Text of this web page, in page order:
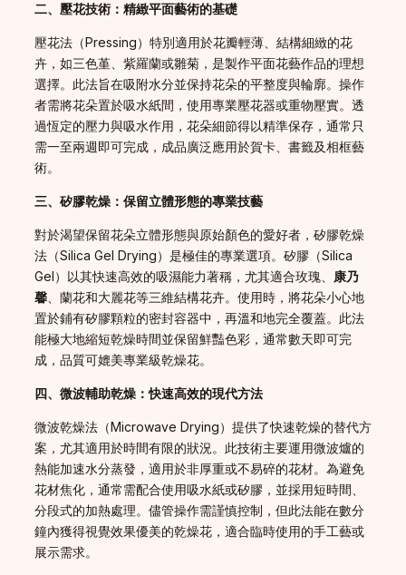
二、壓花技術：精緻平面藝術的基礎
壓花法（Pressing）特別適用於花瓣輕薄、結構細緻的花
卉，如三色堇、紫羅蘭或雛菊，是製作平面花藝作品的理想
選擇。此法旨在吸附水分並保持花朵的平整度與輪廓。操作
者需將花朵置於吸水紙間，使用專業壓花器或重物壓實。透
過恆定的壓力與吸水作用，花朵細節得以精準保存，通常只
需一至兩週即可完成，成品廣泛應用於賀卡、書籤及相框藝
術。
三、矽膠乾燥：保留立體形態的專業技藝
對於渴望保留花朵立體形態與原始顏色的愛好者，矽膠乾燥
法（Silica Gel Drying）是極佳的專業選項。矽膠（Silica
Gel）以其快速高效的吸濕能力著稱，尤其適合玫瑰、 康乃
馨 、蘭花和大麗花等三維結構花卉。使用時，將花朵小心地
置於鋪有矽膠顆粒的密封容器中，再溫和地完全覆蓋。此法
能極大地縮短乾燥時間並保留鮮豔色彩，通常數天即可完
成，品質可媲美專業級乾燥花。
四、微波輔助乾燥：快速高效的現代方法
微波乾燥法（Microwave Drying）提供了快速乾燥的替代方
案，尤其適用於時間有限的狀況。此技術主要運用微波爐的
熱能加速水分蒸發，適用於非厚重或不易碎的花材。為避免
花材焦化，通常需配合使用吸水紙或矽膠，並採用短時間、
分段式的加熱處理。儘管操作需謹慎控制，但此法能在數分
鐘內獲得視覺效果優美的乾燥花，適合臨時使用的手工藝或
展示需求。